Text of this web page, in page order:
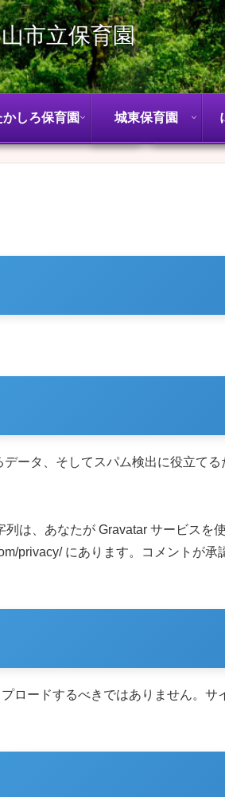
市立保育園
かしろ保育園 城東保育園
ータ、そしてスパム検出に役立て
は、あなたが Gravatar サービスを
privacy/ にあります。コメントが
ロードするべきではありません。